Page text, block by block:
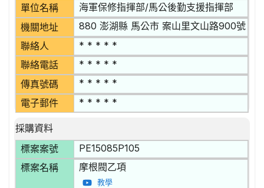
單位名稱 海軍保修指揮部/馬公後勤支援指揮部
機關地址 880 澎湖縣 馬公市 案山里文山路900號
聯絡人 * * * * *
聯絡電話 * * * * *
傳真號碼 * * * * *
電子郵件 * * * * *
採購資料
標案案號
PE15085P105
標案名稱 摩根閥乙項
教學